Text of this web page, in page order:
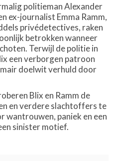
politieman Alexander
ex-journalist Emma Ramm,
privédetectives, raken
betrokken wanneer
Terwijl de politie in
een verborgen patroon
doelwit verhuld door
Blix en Ramm de
en verdere slachtoffers te
wantrouwen, paniek en een
sinister motief.